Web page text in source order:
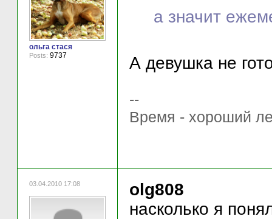
ольга стася
Posts: 9737
а значит
А девушка не
--
Время - хороший
03.04.2010 17:08
olg808
насколько я